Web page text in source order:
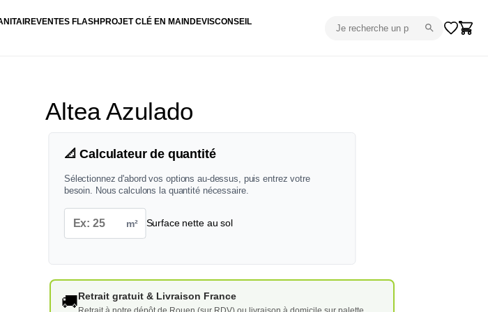
VENTES FLASH PROJET CLÉ EN MAIN DEVISCONSEIL
Altea Azulado
📐 Calculateur de quantité
Sélectionnez d'abord vos options au-dessus, puis entrez votre
besoin. Nous calculons la quantité nécessaire.
m² Surface nette au sol
🚚Retrait gratuit & Livraison France